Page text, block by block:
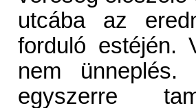
utcába az
forduló estéjén.
nem ünneplés.
egyszerre